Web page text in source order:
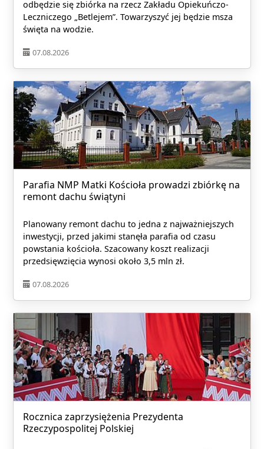
odbędzie się zbiórka na rzecz Zakładu Opiekuńczo-
Leczniczego „Betlejem”. Towarzyszyć jej będzie msza
święta na wodzie.
07.08.2026
Parafia NMP Matki Kościoła prowadzi zbiórkę na
remont dachu świątyni
Planowany remont dachu to jedna z najważniejszych
inwestycji, przed jakimi stanęła parafia od czasu
powstania kościoła. Szacowany koszt realizacji
przedsięwzięcia wynosi około 3,5 mln zł.
07.08.2026
Rocznica zaprzysiężenia Prezydenta
Rzeczypospolitej Polskiej